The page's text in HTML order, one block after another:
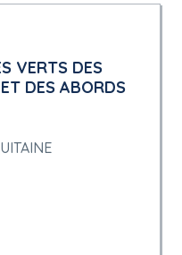
VERTS DES
DES ABORDS